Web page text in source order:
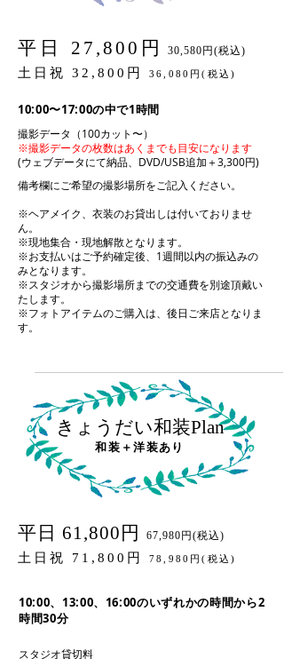
平日 27,800円 30,580円(税込)
土日祝 32,800円 36,080円(税込)
10:00〜17:00の中で1時間
撮影データ（100カット〜）
※撮影データの枚数はあくまでも目安になります
(ウェブデータにて納品、DVD/USB追加＋3,300円)
備考欄にご希望の撮影場所をご記入ください。
※ヘアメイク、衣装のお貸出しは付いておりませ
ん。
※現地集合・現地解散となります。
※お支払いはご予約確定後、1週間以内の振込みの
みとなります。
※スタジオから撮影場所までの交通費を別途頂戴い
たします。
※フォトアイテムのご購入は、後日ご来店となりま
す。
平日 61,800円 67,980円(税込)
土日祝 71,800円 78,980円(税込)
10:00、13:00、16:00のいずれかの時間から2
時間30分
スタジオ貸切料
きょうだい和装Plan
和装＋洋装あり